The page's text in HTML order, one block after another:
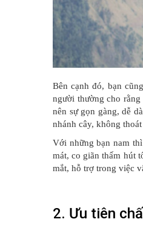
Bên cạnh đó, bạn
người thường cho
nên sự gọn gàng, dễ
nhánh cây, không
Với những bạn nam
mát, co giãn thấm hút
mắt, hỗ trợ trong việc
2. Ưu tiên